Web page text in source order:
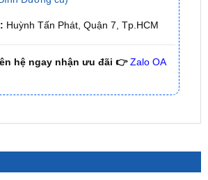
hệ ngay nhận ưu đãi 👉 Zalo OA
Camera 360 Safeview S200
₫11,800,000